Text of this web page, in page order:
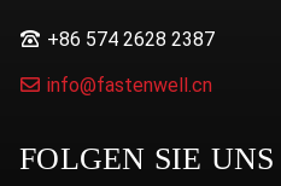
+86 574 2628 2387
info@fastenwell.cn
FOLGEN SIE UNS